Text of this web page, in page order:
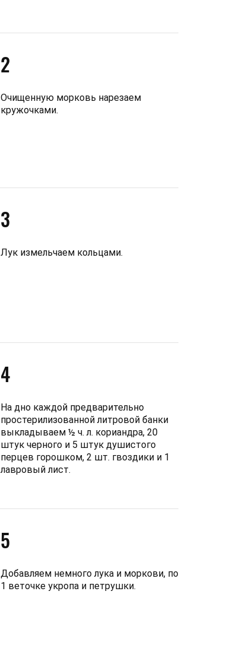
2
Очищенную морковь нарезаем
кружочками.
3
Лук измельчаем кольцами.
4
На дно каждой предварительно
простерилизованной литровой банки
выкладываем ½ ч. л. кориандра, 20
штук черного и 5 штук душистого
перцев горошком, 2 шт. гвоздики и 1
лавровый лист.
5
Добавляем немного лука и моркови, по
1 веточке укропа и петрушки.